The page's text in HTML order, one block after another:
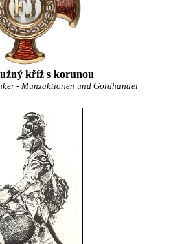
kříž s korunou
- Münzaktionen und Goldhandel